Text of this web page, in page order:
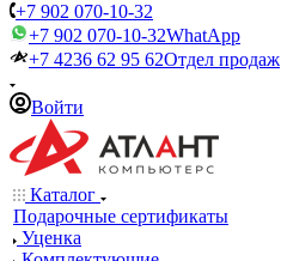
+7 902 070-10-32
+7 902 070-10-32WhatApp
+7 4236 62 95 62Отдел продаж
Войти
Каталог
Подарочные сертификаты
Уценка